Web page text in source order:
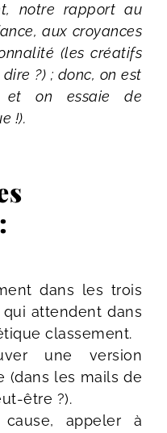
notre rapport au
aux croyances
(les créatifs
?) ; donc, on est
et on essaie de
!).
dans les trois
attendent dans
classement.
une version
(dans les mails de
être ?).
appeler à